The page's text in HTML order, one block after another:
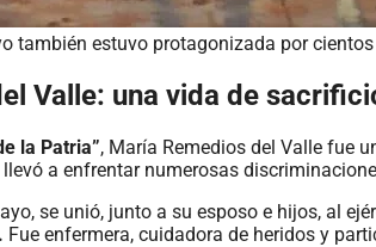
también estuvo protagonizada por
Valle: una vida de
la Patria”, María Remedios del Valle fue
a enfrentar numerosas
se unió, junto a su esposo e hijos, al
Fue enfermera, cuidadora de heridos y